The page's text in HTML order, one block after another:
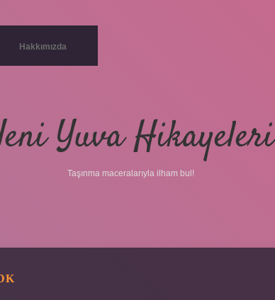
Hakkımızda
Yuva Hikayeleri
Taşınma maceralarıyla ilham bul!